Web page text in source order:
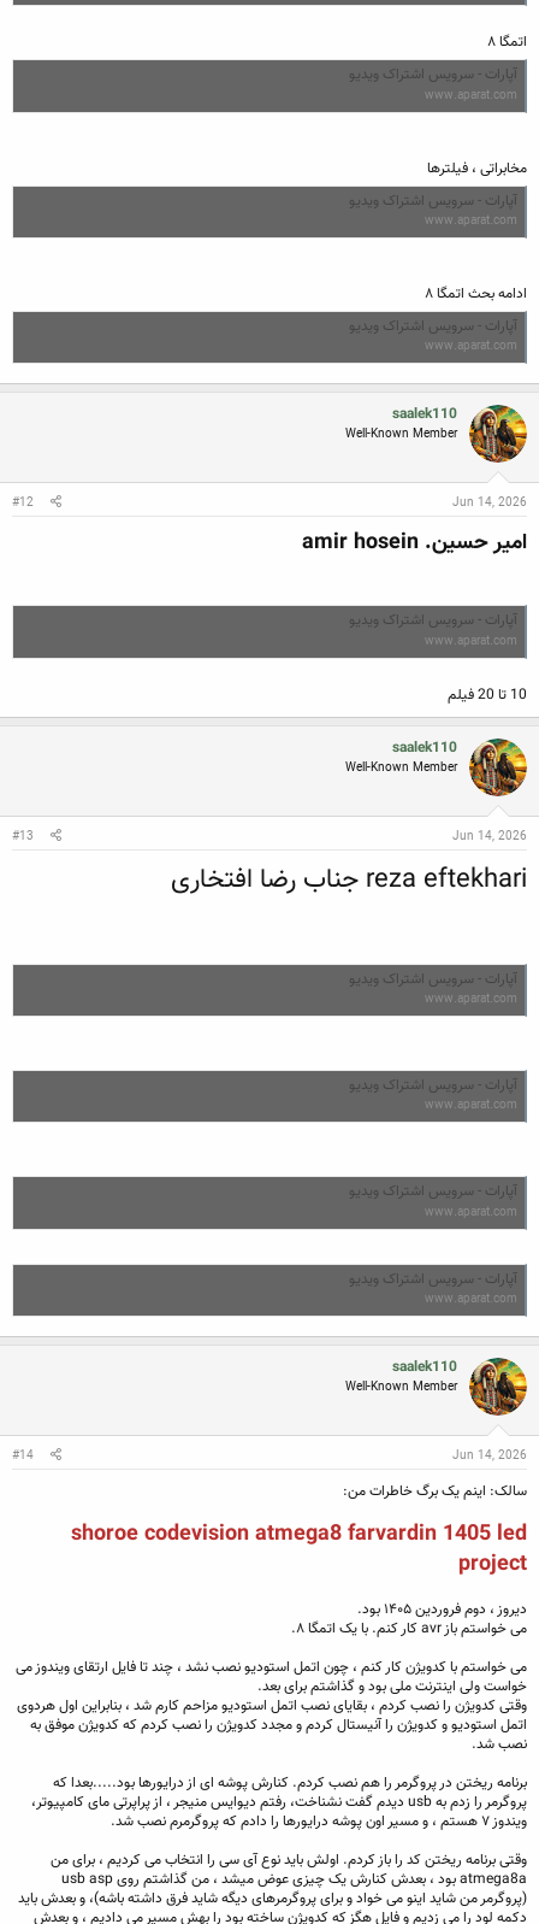
اتمگا ۸
آپارات - سرویس اشتراک ویدیو
www.aparat.com
مخابراتی ، فیلترها
آپارات - سرویس اشتراک ویدیو
www.aparat.com
ادامه بحث اتمگا ۸
آپارات - سرویس اشتراک ویدیو
www.aparat.com
saalek110
Well-Known Member
Jun 14, 2026
#12
امیر حسین. amir hosein
آپارات - سرویس اشتراک ویدیو
www.aparat.com
10 تا 20 فیلم
saalek110
Well-Known Member
Jun 14, 2026
#13
reza eftekhari جناب رضا افتخاری
آپارات - سرویس اشتراک ویدیو
www.aparat.com
آپارات - سرویس اشتراک ویدیو
www.aparat.com
آپارات - سرویس اشتراک ویدیو
www.aparat.com
آپارات - سرویس اشتراک ویدیو
www.aparat.com
saalek110
Well-Known Member
Jun 14, 2026
#14
سالک: اینم یک برگ خاطرات من:
shoroe codevision atmega8 farvardin 1405 led
project
دیروز ، دوم فروردین ۱۴۰۵ بود.
می خواستم باز avr کار کنم. با یک اتمگا ۸.
می خواستم با کدویژن کار کنم ، چون اتمل استودیو نصب نشد ، چند تا فایل ارتقای ویندوز می
خواست ولی اینترنت ملی بود و گذاشتم برای بعد.
وقتی کدویژن را نصب کردم ، بقایای نصب اتمل استودیو مزاحم کارم شد ، بنابراین اول هردوی
اتمل استودیو و کدویژن را آنیستال کردم و مجدد کدویژن را نصب کردم که کدویژن موفق به
نصب شد.
برنامه ریختن در پروگرمر را هم نصب کردم. کنارش پوشه ای از درایورها بود.....بعدا که
پروگرمر را زدم به usb دیدم گفت نشناخت، رفتم دیوایس منیجر ، از پراپرتی مای کامپیوتر،
ویندوز ۷ هستم ، و مسیر اون پوشه درایورها را دادم که پروگرمرم نصب شد.
وقتی برنامه ریختن کد را باز کردم. اولش باید نوع آی سی را انتخاب می کردیم ، برای من
atmega8a بود ، بعدش کنارش یک چیزی عوض میشد ، من گذاشتم روی usb asp
(پروگرمر من شاید اینو می خواد و برای پروگرمرهای دیگه شاید فرق داشته باشه)، و بعدش باید
دکمه لود را می زدیم و فایل هگز که کدویژن ساخته بود را بهش مسیر می دادیم ، و بعدش